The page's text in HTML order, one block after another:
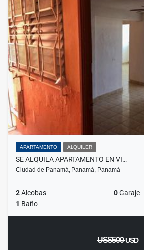
APARTAMENTO ALQUILER
SE ALQUILA APARTAMENTO EN VI…
Ciudad de Panamá, Panamá, Panamá
2Alcobas 0Garaje
1 Baño
US$500USD